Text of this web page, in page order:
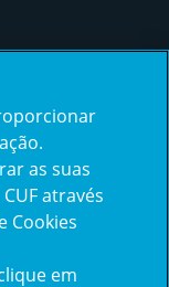
as suas
através
Cookies
em